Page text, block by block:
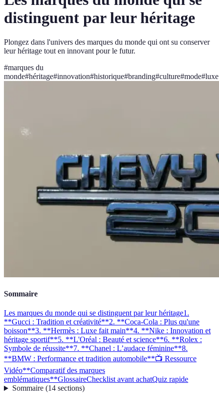
distinguent par leur héritage
Plongez dans l'univers des marques du monde qui ont su conserver
leur héritage tout en innovant pour le futur.
#marques du
monde#héritage#innovation#historique#branding#culture#mode#luxe
Sommaire
Les marques du monde qui se distinguent par leur héritage1.
**Gucci : Tradition et créativité**2. **Coca-Cola : Plus qu'une
boisson**3. **Hermès : Luxe fait main**4. **Nike : Innovation et
héritage sportif**5. **L'Oréal : Beauté et science**6. **Rolex :
Symbole de réussite**7. **Chanel : L’audace féminine**8.
**BMW : Performance et tradition automobile**📺 Ressource
Vidéo**Comparatif des marques
emblématiques**GlossaireChecklist avant achatQuiz rapide
Sommaire(14 sections)